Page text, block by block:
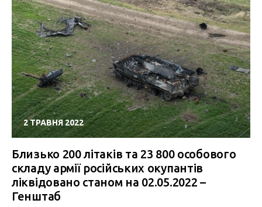
2 ТРАВНЯ 2022
Близько 200 літаків та 23 800 особового
складу армії російських окупантів
ліквідовано станом на 02.05.2022 –
Генштаб